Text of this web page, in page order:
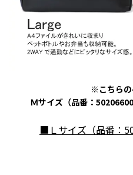
※こちら
Ｍサイズ（品番：
■Ｌサイズ（品番：